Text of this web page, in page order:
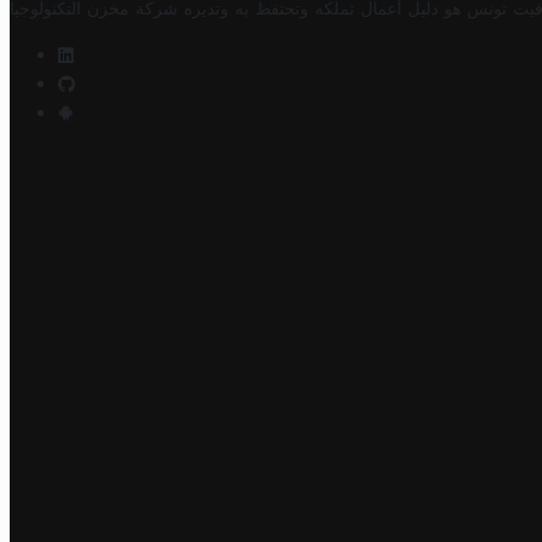
تونس هو دليل أعمال تملكه وتحتفظ به وتديره شركة مخزن التكنولوجيا